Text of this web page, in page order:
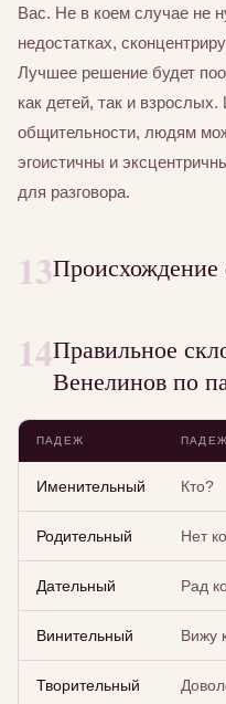
Вас. Не в коем случае не
недостатках,
Лучшее решение будет
как детей, так и
общительности, людям
эгоистичны и
для разговора.
13
14Правильное
Венелинов по
ПАДЕЖ
Именительный Кто?
Родительный Нет
Дательный Рад
Винительный Вижу
Творительный